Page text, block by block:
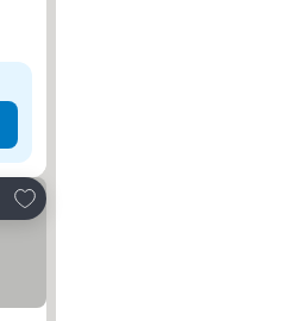
Lisää suosikkeihin